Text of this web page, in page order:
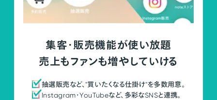
集客・販売機能が使い放題
売上もファンも増やしていける
抽選販売など、"買いたくなる仕掛け"を多数用意。
Instagram・YouTubeなど、多彩なSNSと連携。